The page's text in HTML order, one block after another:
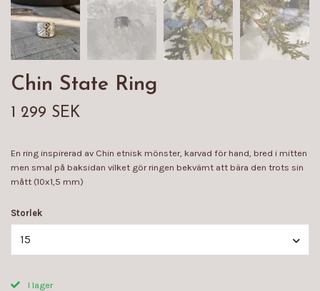
Chin State Ring
1 299 SEK
En ring inspirerad av Chin etnisk mönster, karvad för hand, bred i mitten
men smal på baksidan vilket gör ringen bekvämt att bära den trots sin
mått (10x1,5 mm)
Storlek
15
I lager